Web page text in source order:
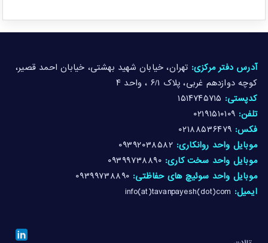
آدرس دفتر مرکزی: تهران، خیابان شهید بهشتی، خیابان احمد قصیر،
کوچه دوازدهم غربی، پلاک ۶/۱ ، واحد ۴
کدپستی: ۱۵۱۴۷۴۵۷۱۵
تلفن: ۰۲۱۹۱۵۱۰۱۰۹
فکس: ۰۲۱۸۸۵۳۶۴۷۹
موبایل واحد روانکاری: ۰۹۳۹۲۰۳۸۵۸۲
موبایل واحد سخت کاری: ۰۹۳۹۹۷۳۸۸۹۰
موبایل واحد سوئیچ های حفاظتی: ۰۹۳۹۹۷۳۸۸۹۰
ایمیل: info(at)tavanpayesh(dot)com